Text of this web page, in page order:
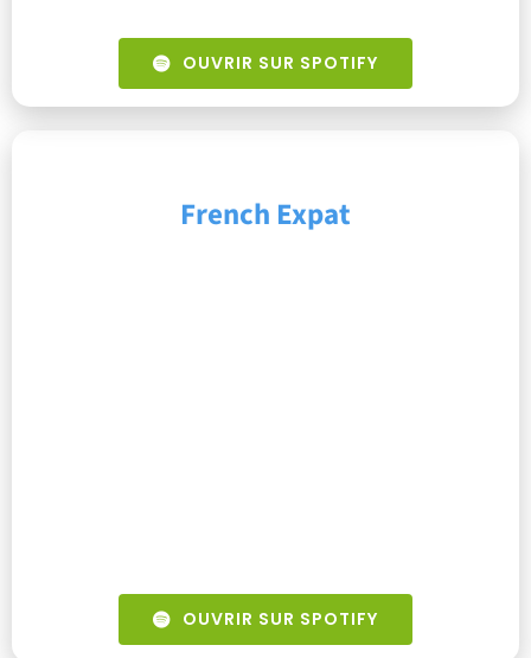
OUVRIR SUR SPOTIFY
French Expat
OUVRIR SUR SPOTIFY